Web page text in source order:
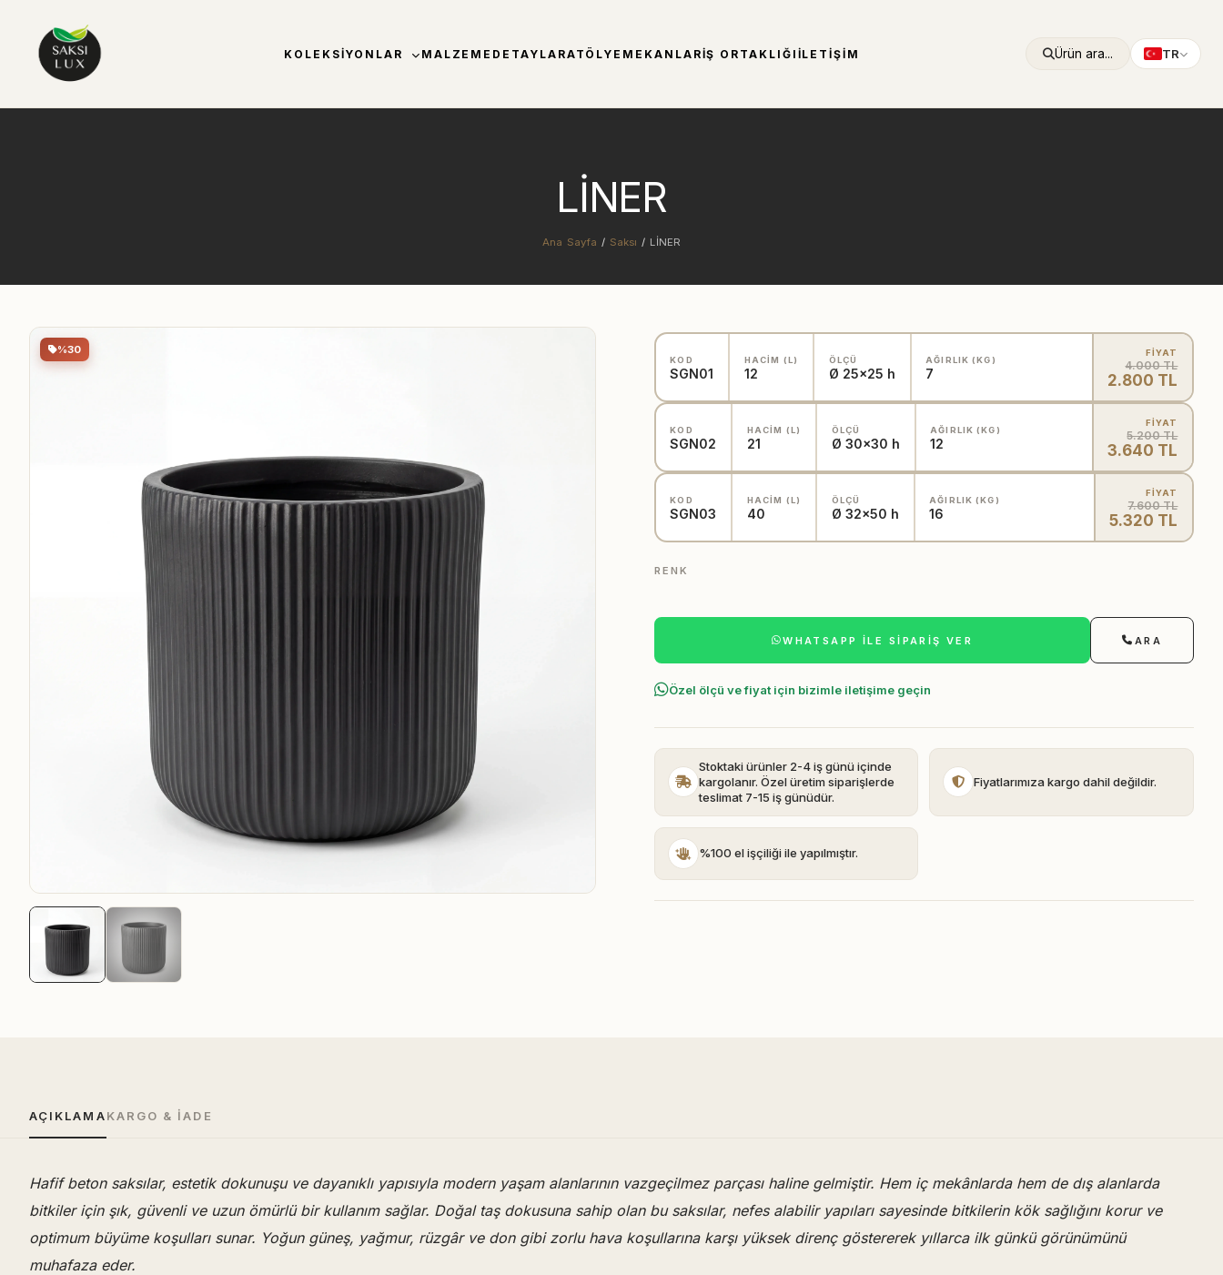
KOLEKSIYONLAR MALZEME DETAYLARATÖLYE MEKANLARİŞ ORTAKLIĞI İLETIŞIM Ürün ara... TR
LİNER
Ana Sayfa / Saksı / LİNER
%30
KOD
SGN01
HACİM (L)
12
ÖLÇÜ
Ø 25x25 h
AĞIRLIK (KG)
7
FİYAT
4.000 TL
2.800 TL
KOD
SGN02
HACİM (L)
21
ÖLÇÜ
Ø 30x30 h
AĞIRLIK (KG)
12
FİYAT
5.200 TL
3.640 TL
KOD
SGN03
HACİM (L)
40
ÖLÇÜ
Ø 32x50 h
AĞIRLIK (KG)
16
FİYAT
7.600 TL
5.320 TL
RENK
WHATSAPP ILE SIPARIŞ VER ARA
Özel ölçü ve fiyat için bizimle iletişime geçin
Stoktaki ürünler 2-4 iş günü içinde
kargolanır. Özel üretim siparişlerde
teslimat 7-15 iş günüdür.
Fiyatlarımıza kargo dahil değildir.
%100 el işçiliği ile yapılmıştır.
AÇIKLAMAKARGO & İADE
Hafif beton saksılar, estetik dokunuşu ve dayanıklı yapısıyla modern yaşam alanlarının vazgeçilmez parçası haline gelmiştir. Hem iç mekânlarda hem de dış alanlarda
bitkiler için şık, güvenli ve uzun ömürlü bir kullanım sağlar. Doğal taş dokusuna sahip olan bu saksılar, nefes alabilir yapıları sayesinde bitkilerin kök sağlığını korur ve
optimum büyüme koşulları sunar. Yoğun güneş, yağmur, rüzgâr ve don gibi zorlu hava koşullarına karşı yüksek direnç göstererek yıllarca ilk günkü görünümünü
muhafaza eder.